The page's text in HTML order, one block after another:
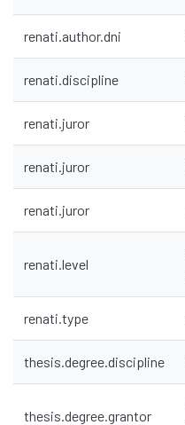
Statistics
Contacto
renati.author.dni
renati.discipline
renati.juror
renati.juror
renati.juror
renati.level
renati.type
thesis.degree.discipline
thesis.degree.grantor